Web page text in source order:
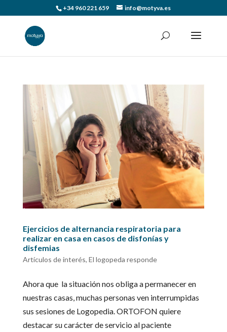
+34 960 221 659 info@motyva.es
Ejercicios de alternancia respiratoria para
realizar en casa en casos de disfonías y
disfemias
Artículos de interés, El logopeda responde
Ahora que la situación nos obliga a permanecer en
nuestras casas, muchas personas ven interrumpidas
sus sesiones de Logopedia. ORTOFON quiere
destacar su carácter de servicio al paciente